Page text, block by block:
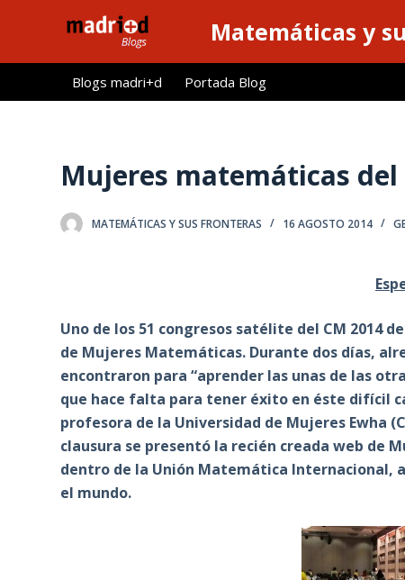
l
Matemáticas y
Blogs madri+d Portada Blog
Mujeres matemáticas
MATEMÁTICAS Y SUS FRONTERAS 16 AGOSTO 2014
Uno de los 51 congresos satélite del CM 2014
de Mujeres Matemáticas. Durante dos días,
encontraron para “aprender las unas de las
que hace falta para tener éxito en éste difícil
profesora de la Universidad de Mujeres Ewha
clausura se presentó la recién creada web de
dentro de la Unión Matemática Internacional,
el mundo.